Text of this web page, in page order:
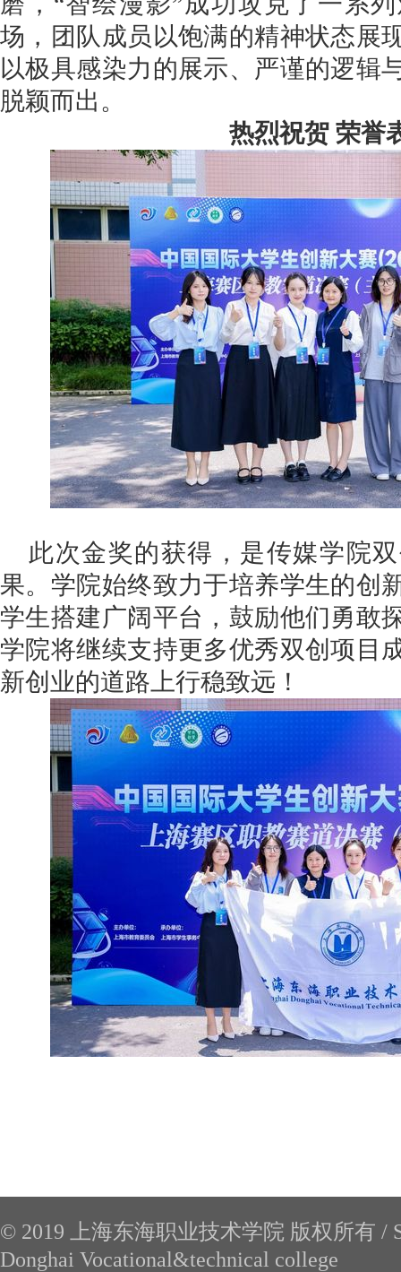
场，团队成员以饱满的精神状态展
以极具感染力的展示、严谨的逻辑
脱颖而出。
热烈祝贺 荣誉
此次金奖的获得，是传媒学院
果。学院始终致力于培养学生的创
学生搭建广阔平台，鼓励他们勇敢
学院将继续支持更多优秀双创项目
新创业的道路上行稳致远！
© 2019 上海东海职业技术学院 版权所有 /
Donghai Vocational&technical college